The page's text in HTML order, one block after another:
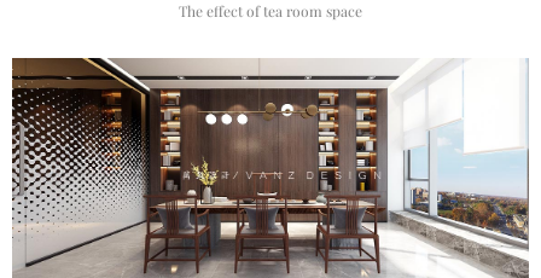
The effect of tea room space